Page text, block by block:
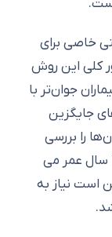
خاصی برای
کلی این روش
بیماران جوان‌تر با
جایگزین
را بررسی
کنند. ونیرهای لمینت چینی معمولاً 10 تا 15 سال عمر می
است نیاز به